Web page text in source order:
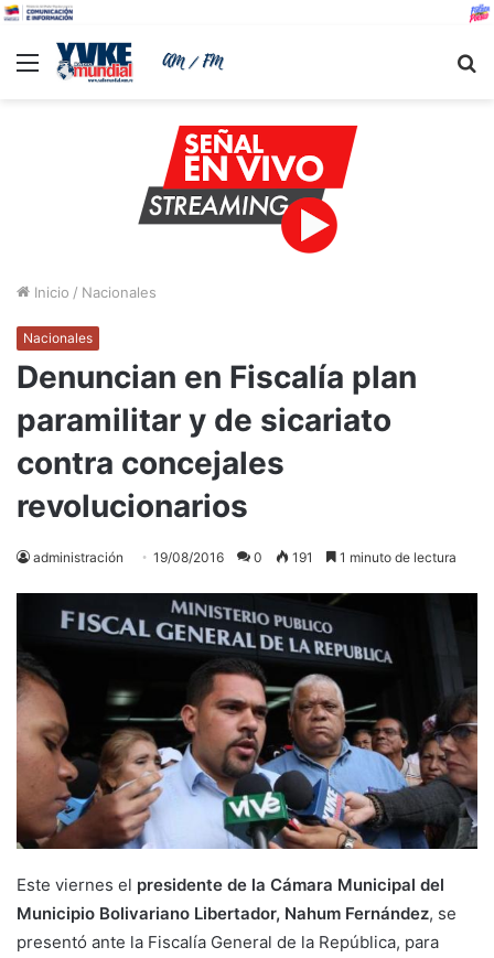
Menu
Inicio / Nacionales
Nacionales
Denuncian en Fiscalía plan
paramilitar y de sicariato
contra concejales
revolucionarios
administración 19/08/2016 0 191 1 minuto de lectura
Este viernes el presidente de la Cámara Municipal del
Municipio Bolivariano Libertador, Nahum Fernández, se
presentó ante la Fiscalía General de la República, para